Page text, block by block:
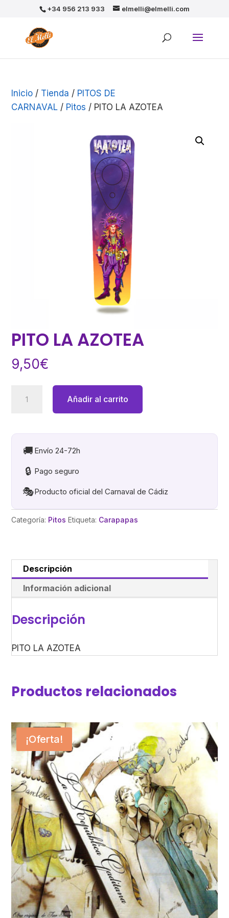
+34 956 213 933 elmelli@elmelli.com
Inicio / Tienda / PITOS DE
CARNAVAL / Pitos / PITO LA AZOTEA
PITO LA AZOTEA
9,50€
cantidad
Añadir al carrito
🚚 Envío 24-72h
🔒 Pago seguro
🎭Producto oficial del Carnaval de Cádiz
Categoría: Pitos Etiqueta: Carapapas
Descripción
Información adicional
Descripción
PITO LA AZOTEA
Productos relacionados
¡Oferta!